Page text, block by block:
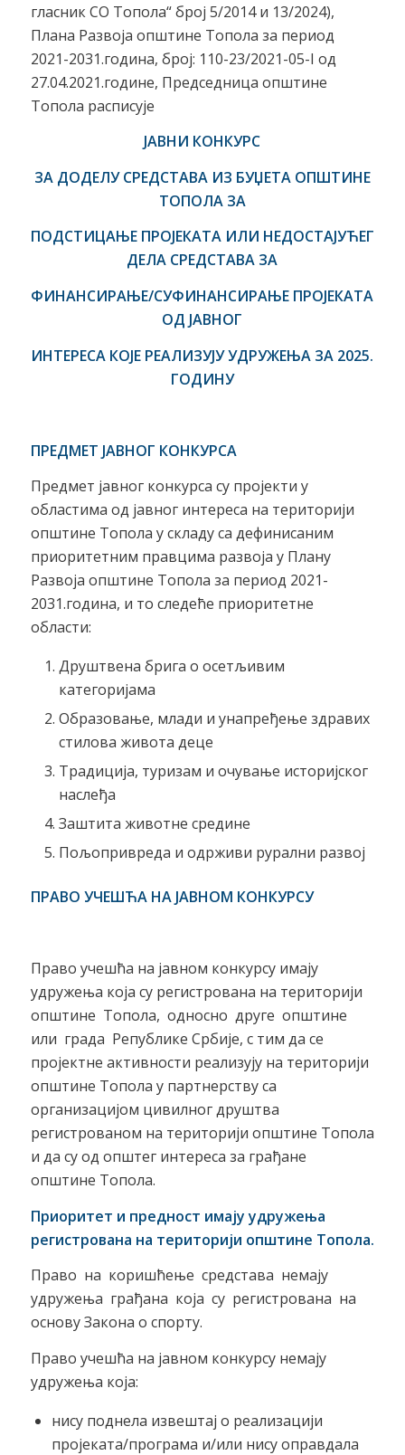
гласник СО Топола“ број 5/2014 и 13/2024),
Плана Развоја општине Топола за период
2021-2031.година, број: 110-23/2021-05-I од
27.04.2021.године, Председница општине
Топола расписује
ЈАВНИ КОНКУРС
ЗА ДОДЕЛУ СРЕДСТАВА ИЗ БУЏЕТА ОПШТИНЕ
ТОПОЛАЗА
ПОДСТИЦАЊЕ ПРОЈЕКАТА ИЛИ НЕДОСТАЈУЋЕГ
ДЕЛА СРЕДСТАВА ЗА
ФИНАНСИРАЊЕ/СУФИНАНСИРАЊЕ ПРОЈЕКАТА
ОД ЈАВНОГ
ИНТЕРЕСА КОЈЕ РЕАЛИЗУЈУ УДРУЖЕЊА ЗА 2025.
ГОДИНУ
ПРЕДМЕТ ЈАВНОГ КОНКУРСА
Предмет јавног конкурса су пројекти у
областима од јавног интереса на територији
општине Топола у складу са дефинисаним
приоритетним правцима развоја у Плану
Развоја општине Топола за период 2021-
2031.година, и то следеће приоритетне
области:
Друштвена брига о осетљивим
категоријама
Образовање, млади и унапређење здравих
стилова живота деце
Традиција, туризам и очување историјског
наслеђа
Заштита животне средине
Пољопривреда и одрживи рурални развој
ПРАВО УЧЕШЋА НА ЈАВНОМ КОНКУРСУ
Право учешћа на јавном конкурсу имају
удружења која су регистрована на територији
општине Топола, односно друге општине
или града Републике Србије, с тим да се
пројектне активности реализују на територији
општине Топола у партнерству са
организацијом цивилног друштва
регистрованом на територији општине Топола
и да су од општег интереса за грађане
општине Топола.
Приоритет и предност имају удружења
регистрована на територији општине Топола.
Право на коришћење средстава немају
удружења грађана која су регистрована на
основу Закона о спорту.
Право учешћа на јавном конкурсу немају
удружења која:
нису поднела извештај о реализацији
пројеката/програма и/или нису оправдала